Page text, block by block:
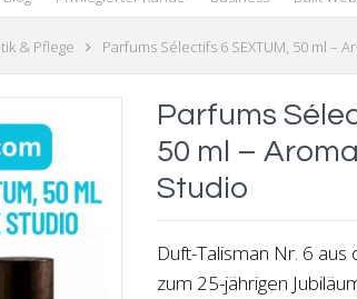
& Pflege Parfums Sélectifs 6 SEXTUM, 50 ml –
Parfums
50 ml –
Studio
Duft-Talisman Nr. 6 aus
zum 25-jährigen